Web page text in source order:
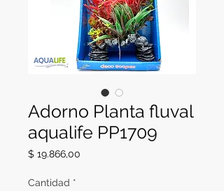
Adorno Planta fluval
aqualife PP1709
$ 19.866,00
Cantidad *